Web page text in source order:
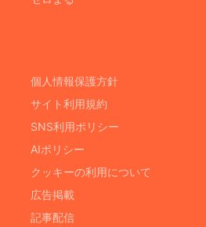
個人情報保護方針
サイト利用規約
SNS利用ポリシー
AIポリシー
クッキーの利用について
広告掲載
記事配信